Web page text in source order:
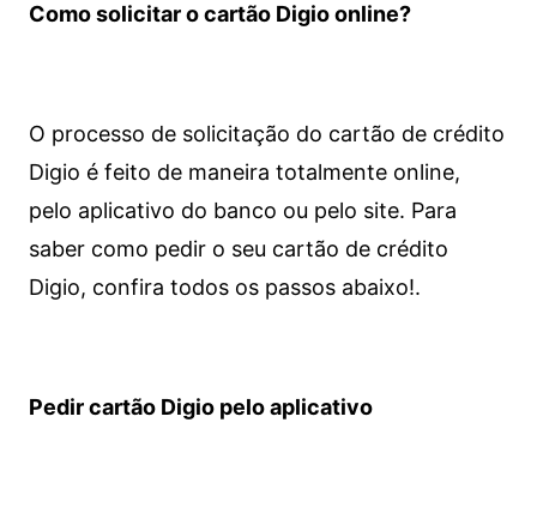
Como solicitar o cartão Digio online?
O processo de solicitação do cartão de crédito
Digio é feito de maneira totalmente online,
pelo aplicativo do banco ou pelo site. Para
saber como pedir o seu cartão de crédito
Digio, confira todos os passos abaixo!.
Pedir cartão Digio pelo aplicativo